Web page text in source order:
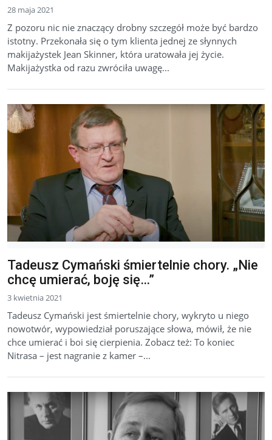
28 maja 2021
Z pozoru nic nie znaczący drobny szczegół może być bardzo
istotny. Przekonała się o tym klienta jednej ze słynnych
makijażystek Jean Skinner, która uratowała jej życie.
Makijażystka od razu zwróciła uwagę...
Tadeusz Cymański śmiertelnie chory. „Nie
chcę umierać, boję się…”
3 kwietnia 2021
Tadeusz Cymański jest śmiertelnie chory, wykryto u niego
nowotwór, wypowiedział poruszające słowa, mówił, że nie
chce umierać i boi się cierpienia. Zobacz też: To koniec
Nitrasa – jest nagranie z kamer –...